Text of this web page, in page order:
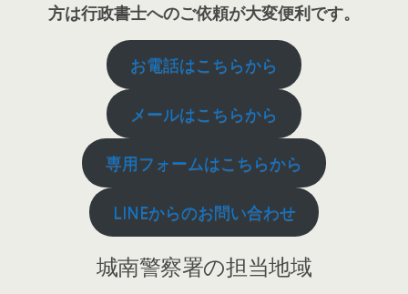
方は行政書士へのご依頼が大変便利です。
お電話はこちらから
メールはこちらから
専用フォームはこちらから
LINEからのお問い合わせ
城南警察署の担当地域